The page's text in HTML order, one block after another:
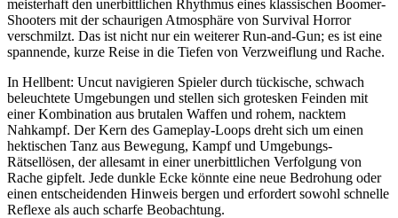
meisterhaft den unerbittlichen Rhythmus eines klassischen Boomer-
Shooters mit der schaurigen Atmosphäre von Survival Horror
verschmilzt. Das ist nicht nur ein weiterer Run-and-Gun; es ist eine
spannende, kurze Reise in die Tiefen von Verzweiflung und Rache.
In Hellbent: Uncut navigieren Spieler durch tückische, schwach
beleuchtete Umgebungen und stellen sich grotesken Feinden mit
einer Kombination aus brutalen Waffen und rohem, nacktem
Nahkampf. Der Kern des Gameplay-Loops dreht sich um einen
hektischen Tanz aus Bewegung, Kampf und Umgebungs-
Rätsellösen, der allesamt in einer unerbittlichen Verfolgung von
Rache gipfelt. Jede dunkle Ecke könnte eine neue Bedrohung oder
einen entscheidenden Hinweis bergen und erfordert sowohl schnelle
Reflexe als auch scharfe Beobachtung.